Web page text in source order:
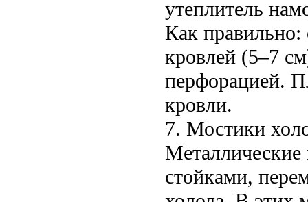
утеплитель
Как правильно:
кровлей (5–7
перфорацией.
кровли.
7. Мостики
стойками,